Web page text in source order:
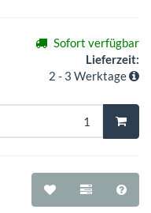
Sofort verfügbar
Lieferzeit:
2 - 3 Werktage